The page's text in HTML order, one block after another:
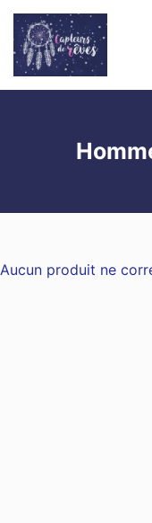
Aucun produit ne